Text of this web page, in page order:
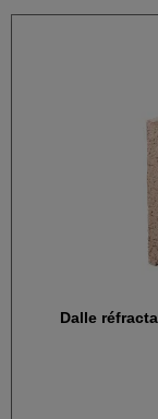
Dalle